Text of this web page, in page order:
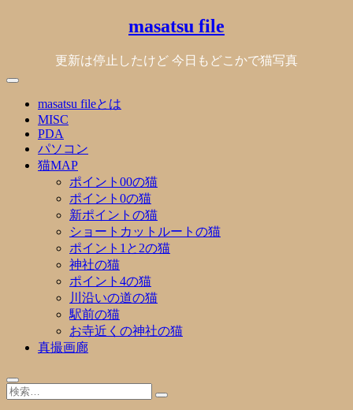
masatsu file
更新は停止したけど 今日もどこかで猫写真
masatsu fileとは
MISC
PDA
パソコン
猫MAP
ポイント00の猫
ポイント0の猫
新ポイントの猫
ショートカットルートの猫
ポイント1と2の猫
神社の猫
ポイント4の猫
川沿いの道の猫
駅前の猫
お寺近くの神社の猫
真撮画廊